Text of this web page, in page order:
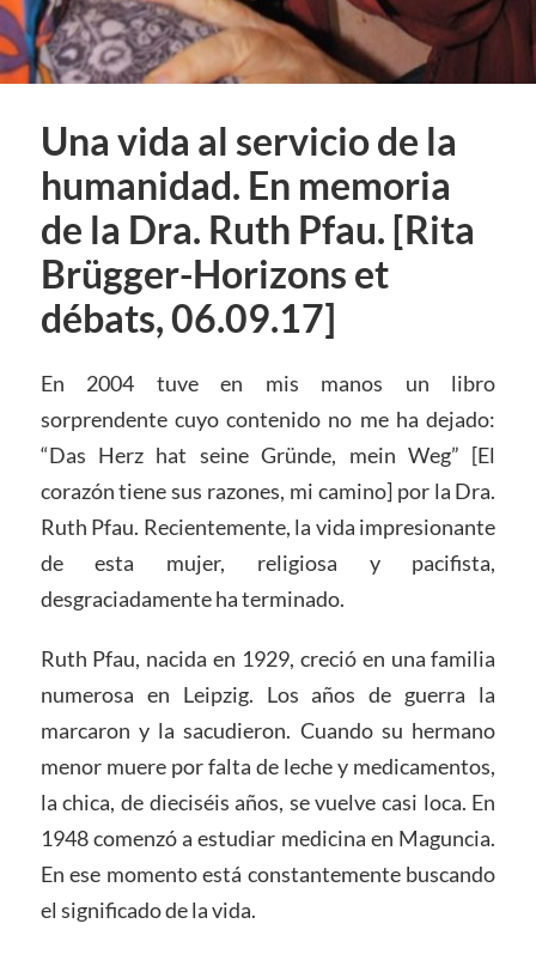
Una vida al servicio de la
humanidad. En memoria
de la Dra. Ruth Pfau. [Rita
Brügger-Horizons et
débats, 06.09.17]
En 2004 tuve en mis manos un libro
sorprendente cuyo contenido no me ha dejado:
“Das Herz hat seine Gründe, mein Weg” [El
corazón tiene sus razones, mi camino] por la Dra.
Ruth Pfau. Recientemente, la vida impresionante
de esta mujer, religiosa y pacifista,
desgraciadamente ha terminado.
Ruth Pfau, nacida en 1929, creció en una familia
numerosa en Leipzig. Los años de guerra la
marcaron y la sacudieron. Cuando su hermano
menor muere por falta de leche y medicamentos,
la chica, de dieciséis años, se vuelve casi loca. En
1948 comenzó a estudiar medicina en Maguncia.
En ese momento está constantemente buscando
el significado de la vida.